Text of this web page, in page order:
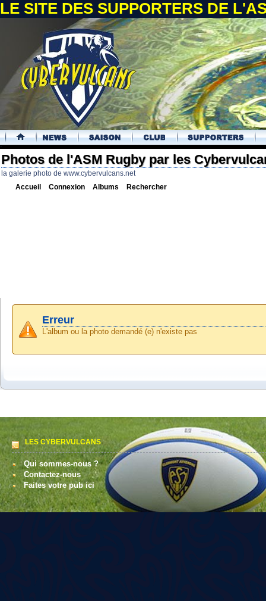
LE SITE DES SUPPORTERS DE
.
Photos de l'ASM Rugby par les
la galerie photo de www.cybervulcans.net
Accueil Connexion Albums Rechercher
Erreur
L'album ou la photo demandé (e) n'existe pas
LES CYBERVULCANS
Qui sommes-nous ?
Contactez-nous
Faites votre pub ici